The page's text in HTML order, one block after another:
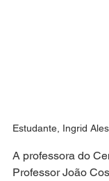
Estudante, Ingrid
A professora do
Professor João